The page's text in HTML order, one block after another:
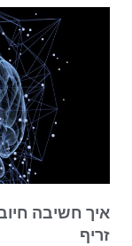
איך חשיבה
זריף